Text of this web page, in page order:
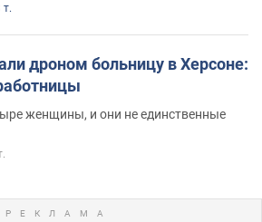
т.
дроном больницу в Херсоне:
женщины, и они не единственные